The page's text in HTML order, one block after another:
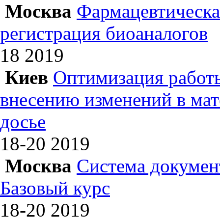
Москва
регистрация биоаналогов
18 2019
Киев Оптимизация
внесению изменений в
досье
18-20 2019
Москва Система
Базовый курс
18-20 2019